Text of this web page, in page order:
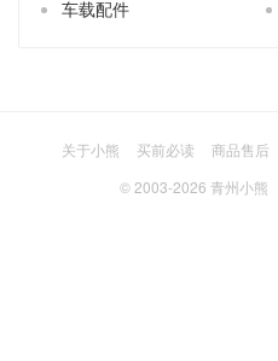
车载配件
关于小熊 买前必读 商品售后
© 2003-2026 青州小熊